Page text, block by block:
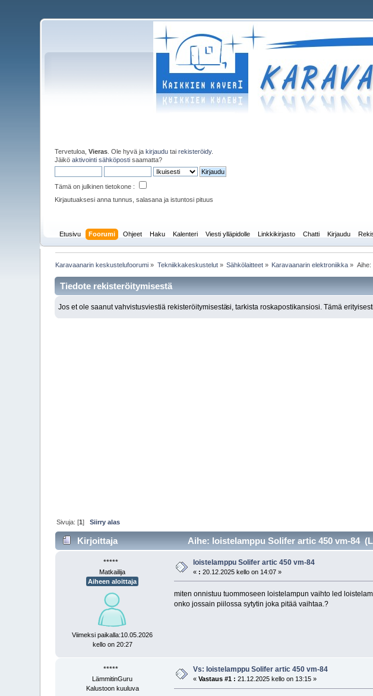
Tervetuloa,Vieras . Ole hyvä jakirjaudu tairekisteröidy.
Jäiköaktivointi sähköposti saamatta?
Tämä on julkinen tietokone :
Kirjautuaksesi anna tunnus, salasana ja istuntosi pituus
Etusivu Foorumi Ohjeet Haku Kalenteri Viesti ylläpidolle Linkkikirjasto Chatti Kirjaudu
Karavaanarin keskustelufoorumi » Tekniikkakeskustelut» Sähkölaitteet » Karavaanarin elektroniikka » Aihe:
Tiedote rekisteröitymisestä
Jos et ole saanut vahvistusviestiä rekisteröitymisestäsi, tarkista roskapostikansiosi. Tämä
Sivuja: [1]Siirry alas
Kirjoittaja Aihe: loistelamppu Solifer artic 450 vm-84
*****
Matkailija
Aiheen aloittaja
Viimeksi paikalla:10.05.2026
kello on 20:27
loistelamppu Solifer artic 450 vm-84
« : 20.12.2025 kello on 14:07 »
miten onnistuu tuommoseen loistelampun vaihto led
onko jossain piilossa sytytin joka pitää vaihtaa.?
*****
LämmitinGuru
Kalustoon kuuluva
Vs: loistelamppu Solifer artic 450 vm-84
«Vastaus #1 : 21.12.2025 kello on 13:15 »